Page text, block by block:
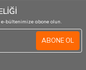
bültenimize abone olun.
ABONE OL